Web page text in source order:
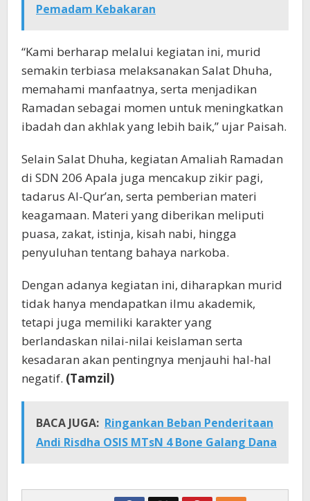
Pemadam Kebakaran
“Kami berharap melalui kegiatan ini, murid
semakin terbiasa melaksanakan Salat Dhuha,
memahami manfaatnya, serta menjadikan
Ramadan sebagai momen untuk meningkatkan
ibadah dan akhlak yang lebih baik,” ujar Paisah.
Selain Salat Dhuha, kegiatan Amaliah Ramadan
di SDN 206 Apala juga mencakup zikir pagi,
tadarus Al-Qur’an, serta pemberian materi
keagamaan. Materi yang diberikan meliputi
puasa, zakat, istinja, kisah nabi, hingga
penyuluhan tentang bahaya narkoba.
Dengan adanya kegiatan ini, diharapkan murid
tidak hanya mendapatkan ilmu akademik,
tetapi juga memiliki karakter yang
berlandaskan nilai-nilai keislaman serta
kesadaran akan pentingnya menjauhi hal-hal
negatif. (Tamzil)
BACA JUGA: Ringankan Beban Penderitaan
Andi Risdha OSIS MTsN 4 Bone Galang Dana